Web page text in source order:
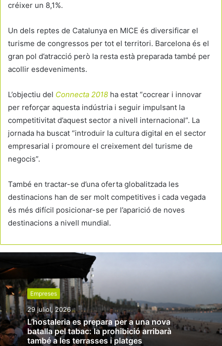
créixer un 8,1%.
Un dels reptes de Catalunya en MICE és diversificar el
turisme de congressos per tot el territori. Barcelona és el
gran pol d’atracció però la resta està preparada també per
acollir esdeveniments.
L’objectiu del Connecta 2018 ha estat “cocrear i innovar
per reforçar aquesta indústria i seguir impulsant la
competitivitat d’aquest sector a nivell internacional”. La
jornada ha buscat “introduir la cultura digital en el sector
empresarial i promoure el creixement del turisme de
negocis”.
També en tractar-se d’una oferta globalitzada les
destinacions han de ser molt competitives i cada vegada
és més difícil posicionar-se per l’aparició de noves
destinacions a nivell mundial.
Empreses
29 juliol, 2026
L’hostaleria es prepara per a una nova
batalla pel tabac: la prohibició arribarà
també a les terrasses i platges